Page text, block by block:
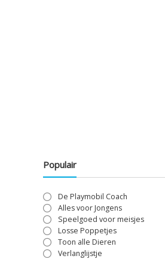
Populair
De Playmobil Coach
Alles voor Jongens
Speelgoed voor meisjes
Losse Poppetjes
Toon alle Dieren
Verlanglijstje